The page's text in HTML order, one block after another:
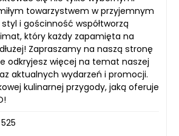
towarzystwem w przyjemnym
i gościnność współtworzą
który każdy zapamięta na
Zapraszamy na naszą stronę
odkryjesz więcej na temat naszej
aktualnych wydarzeń i promocji.
kulinarnej przygody, jaką oferuje
525